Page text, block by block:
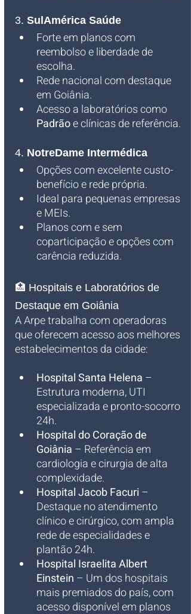
3. SulAmérica Saúde
Forte em planos com
reembolso e liberdade de
escolha.
Rede nacional com destaque
em Goiânia.
Acesso a laboratórios como
Padrão e clínicas de referência.
4. NotreDame Intermédica
Opções com excelente custo-
benefício e rede própria.
Ideal para pequenas empresas
e MEIs.
Planos com e sem
coparticipação e opções com
carência reduzida.
🏥 Hospitais e Laboratórios de
Destaque em Goiânia
A Arpe trabalha com operadoras
que oferecem acesso aos melhores
estabelecimentos da cidade:
Hospital Santa Helena –
Estrutura moderna, UTI
especializada e pronto-socorro
24h.
Hospital do Coração de
Goiânia – Referência em
cardiologia e cirurgia de alta
complexidade.
Hospital Jacob Facuri –
Destaque no atendimento
clínico e cirúrgico, com ampla
rede de especialidades e
plantão 24h.
Hospital Israelita Albert
Einstein – Um dos hospitais
mais premiados do país, com
acesso disponível em planos